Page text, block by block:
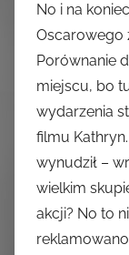
No i na
Oscarowego
Porównanie
miejscu, bo
wydarzenia
filmu
wynudził –
wielkim
akcji? No to